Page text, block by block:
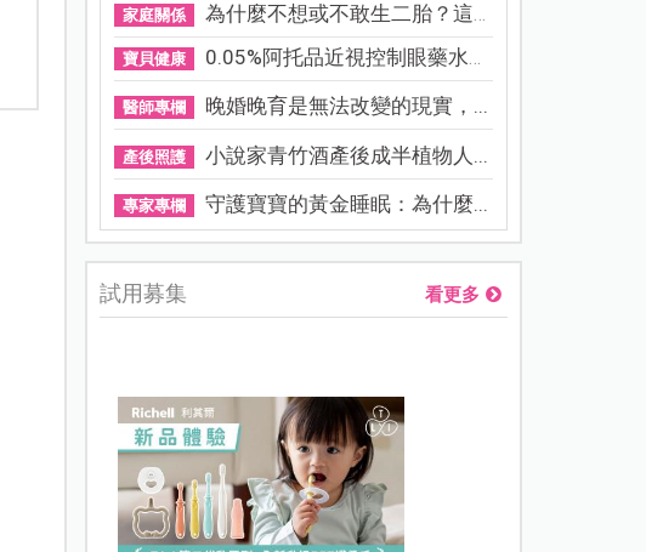
家庭關係 為什麼不想或不敢生二胎？這8...
寶貝健康 0.05%阿托品近視控制眼藥水納...
醫師專欄 晚婚晚育是無法改變的現實，...
產後照護 小說家青竹酒產後成半植物人...
專家專欄 守護寶寶的黃金睡眠：為什麼...
試用募集 看更多